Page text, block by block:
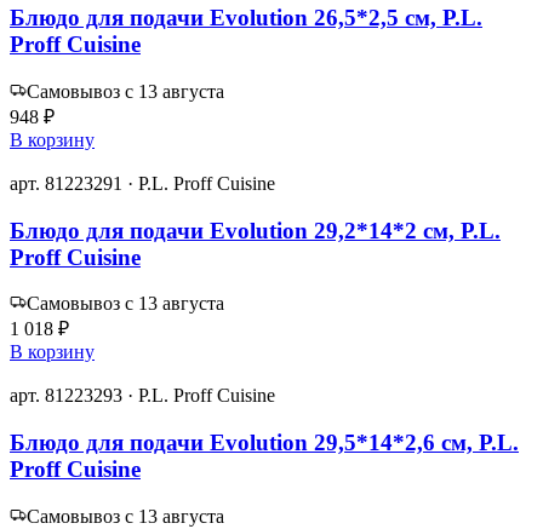
Блюдо для подачи Evolution 26,5*2,5 см, P.L.
Proff Cuisine
Самовывоз с 13 августа
948 ₽
В корзину
арт. 81223291 · P.L. Proff Cuisine
Блюдо для подачи Evolution 29,2*14*2 см, P.L.
Proff Cuisine
Самовывоз с 13 августа
1 018 ₽
В корзину
арт. 81223293 · P.L. Proff Cuisine
Блюдо для подачи Evolution 29,5*14*2,6 см, P.L.
Proff Cuisine
Самовывоз с 13 августа